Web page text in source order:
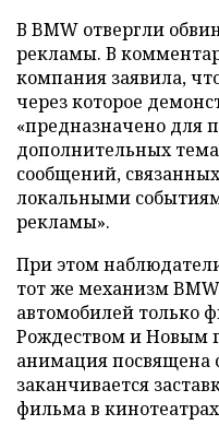
В BMW отвергли
рекламы. В
компания заявила,
через которое
«предназначено для
дополнительных
сообщений,
локальными
рекламы».
При этом
тот же механизм
автомобилей только
Рождеством и Новым
анимация посвящена
заканчивается
фильма в